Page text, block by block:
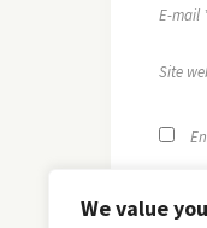
We value
E-mail
Site